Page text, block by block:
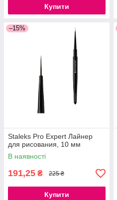
Купити
–15%
Staleks Pro Expert Лайнер
для рисования, 10 мм
В наявності
191,25 ₴ 225 ₴
Купити